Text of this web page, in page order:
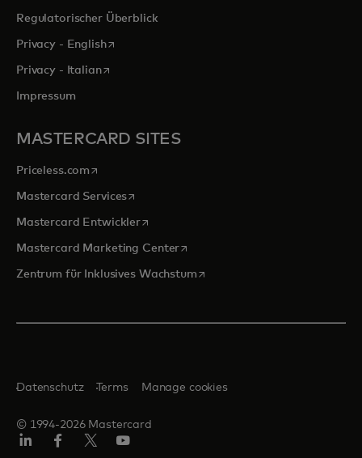
Regulatorischer Überblick
Privacy - Englishwird in einer neuen Registerkarte geöffnet
Privacy - Italianwird in einer neuen Registerkarte geöffnet
Impressum
MASTERCARD SITES
Priceless.com wird in einer neuen Registerkarte geöffnet
Mastercard Serviceswird in einer neuen Registerkarte geöffnet
Mastercard Entwicklerwird in einer neuen Registerkarte
Mastercard Marketing Centerwird in einer neuen
Zentrum für Inklusives Wachstumwird in einer neuen
© 1994-2026 Mastercard
Datenschutz Terms Manage cookies